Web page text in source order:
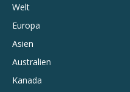
Welt
Europa
Asien
Australien
Kanada